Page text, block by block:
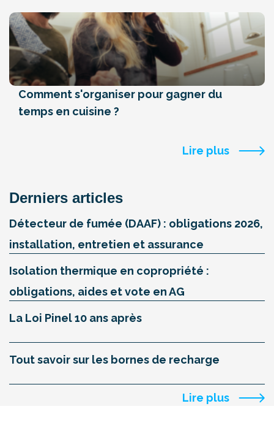
Comment s'organiser pour gagner du
temps en cuisine ?
Lire plus
Derniers articles
Détecteur de fumée (DAAF) : obligations 2026,
installation, entretien et assurance
Isolation thermique en copropriété :
obligations, aides et vote en AG
La Loi Pinel 10 ans après
Tout savoir sur les bornes de recharge
Lire plus